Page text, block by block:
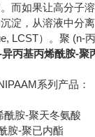
而如果让高分子
淀，从溶液中分
LCST）。聚 (n-
丙基丙烯酰胺-聚
系列产品：
酰胺-聚天冬氨酸
胺-聚已内酯